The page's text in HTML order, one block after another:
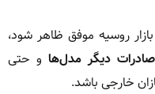
روسیه موفق ظاهر شود،
صادرات دیگر مدل‌ها و حتی
خارجی باشد.